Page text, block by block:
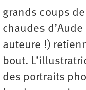
grands coups
chaudes
auteure !)
bout.
des portraits